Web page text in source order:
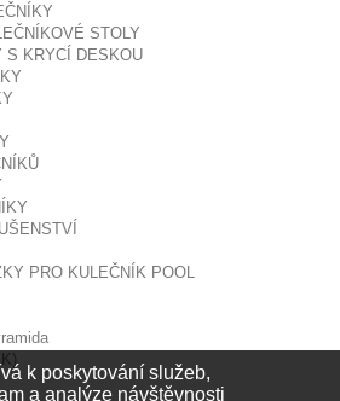
STOLY
S KRYCÍ DESKOU
PRO KULEČNÍK POOL
k poskytování služeb,
a analýze návštěvnosti